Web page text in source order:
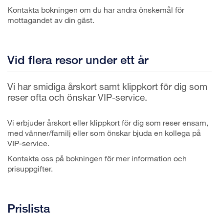
Kontakta bokningen om du har andra önskemål för
mottagandet av din gäst.
Vid flera resor under ett år
Vi har smidiga årskort samt klippkort för dig som
reser ofta och önskar VIP-service.
Vi erbjuder årskort eller klippkort för dig som reser ensam,
med vänner/familj eller som önskar bjuda en kollega på
VIP-service.
Kontakta oss på bokningen för mer information och
prisuppgifter.
Prislista